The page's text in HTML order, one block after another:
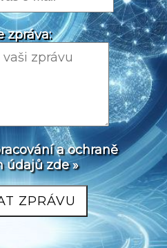
zpráva:
a ochraně
údajů zde »